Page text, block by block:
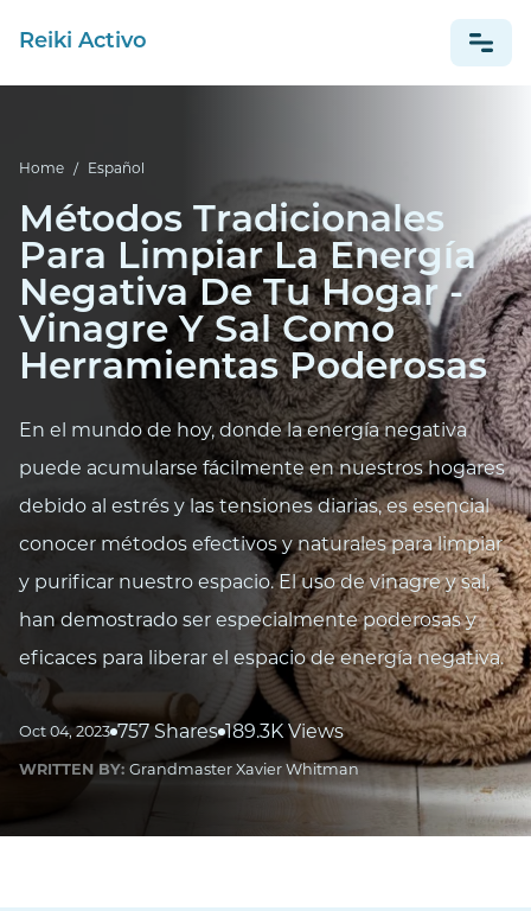
Reiki Activo
Home / Español
Métodos Tradicionales
Para Limpiar La Energía
Negativa De Tu Hogar -
Vinagre Y Sal Como
Herramientas Poderosas
En el mundo de hoy, donde la energía negativa
puede acumularse fácilmente en nuestros hogares
debido al estrés y las tensiones diarias, es esencial
conocer métodos efectivos y naturales para limpiar
y purificar nuestro espacio. El uso de vinagre y sal,
han demostrado ser especialmente poderosas y
eficaces para liberar el espacio de energía negativa.
Oct 04, 2023 757 Shares 189.3K Views
WRITTEN BY: Grandmaster Xavier Whitman